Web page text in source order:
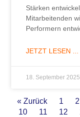
Stärken
Mitarbeitenden
Performern
JETZT LESEN ...
18. September 2025
« Zurück 1 2
10
11 12